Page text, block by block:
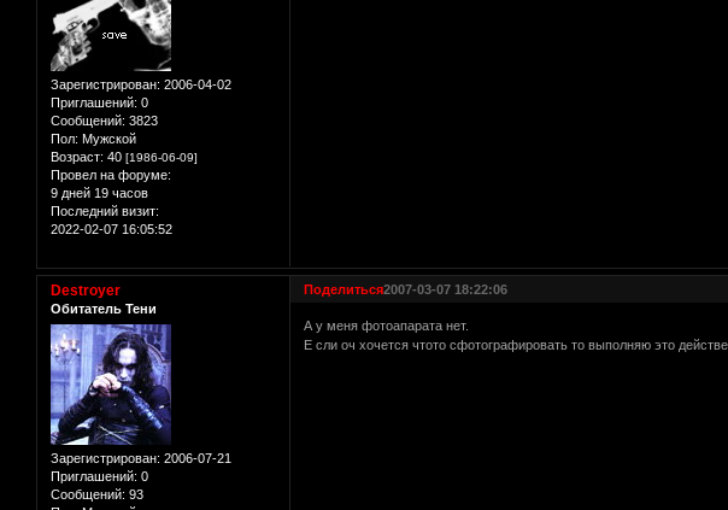
Зарегистрирован: 2006-04-02
Приглашений: 0
Сообщений: 3823
Пол: Мужской
Возраст: 40 [1986-06-09]
Провел на форуме:
9 дней 19 часов
Последний визит:
2022-02-07 16:05:52
Поделиться2007-03-07 18:22:06
Destroyer
Обитатель Тени
Зарегистрирован: 2006-07-21
Приглашений: 0
Сообщений: 93
А у меня фотоапарата нет.
Е сли оч хочется чтото сфотографировать то выполняю это